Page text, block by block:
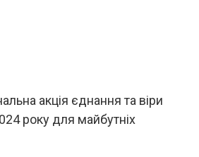
акція єднання та віри
року для майбутніх